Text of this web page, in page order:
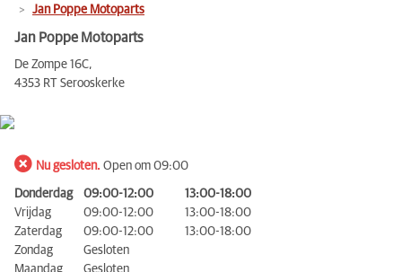
Jan Poppe Motoparts
Jan Poppe Motoparts
De Zompe 16C,
4353 RT Serooskerke
Nu gesloten. Open om 09:00
Donderdag 09:00-12:00
13:00-18:00
Vrijdag
09:00-12:00
13:00-18:00
Zaterdag
09:00-12:00
13:00-18:00
Zondag
Gesloten
Maandag
Gesloten